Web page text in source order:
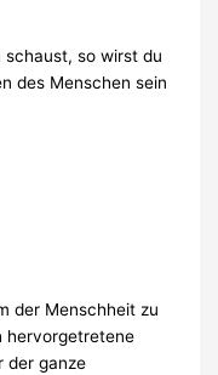
schaust, so wirst du
des Menschen sein
der Menschheit zu
hervorgetretene
der ganze